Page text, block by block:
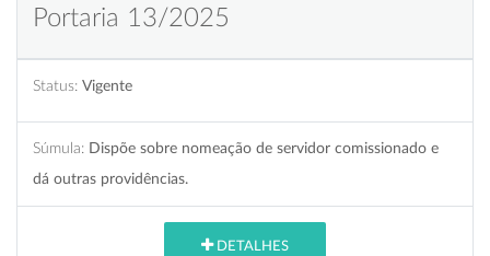
Portaria 13/2025
Status: Vigente
Súmula: Dispõe sobre nomeação de servidor comissionado e
dá outras providências.
DETALHES